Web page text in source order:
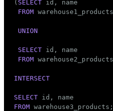
( SELECT id, name
FROM warehouse1_products
UNION
SELECT id, name
FROM
INTERSECT
SELECT
FROM warehouse3_products;